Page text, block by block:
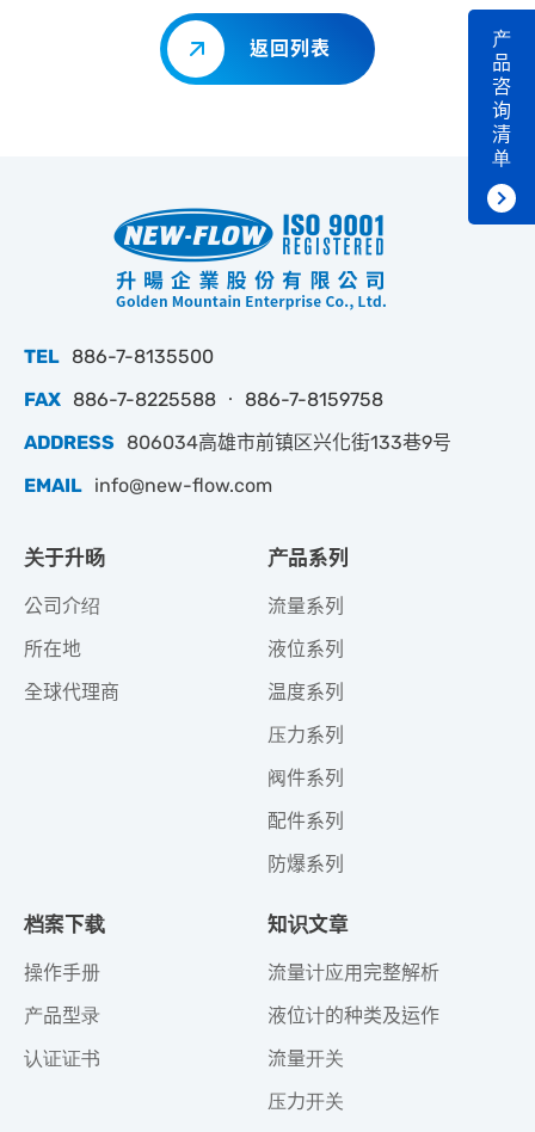
返回列表
产
品
咨
询
清
单
TEL 886-7-8135500
FAX 886-7-8225588 ‧ 886-7-8159758
ADDRESS
806034高雄市前镇区兴化街133巷9号
EMAIL info@new-flow.com
关于升旸
公司介绍
所在地
全球代理商
产品系列
流量系列
液位系列
温度系列
压力系列
阀件系列
配件系列
防爆系列
档案下载
操作手册
产品型录
认证证书
知识文章
流量计应用完整解析
液位计的种类及运作
流量开关
压力开关